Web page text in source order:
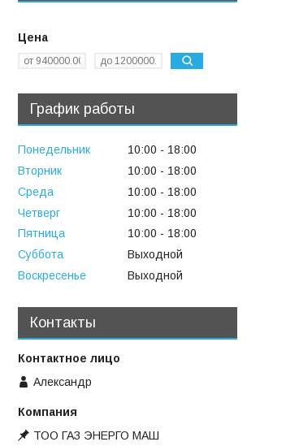
Цена
График работы
Понедельник 10:00
18:00
Вторник
10:00
18:00
Среда
10:00
18:00
Четверг
10:00
18:00
Пятница
10:00
18:00
Суббота
Выходной
Воскресенье
Выходной
Контакты
Александр
ТОО ГАЗ ЭНЕРГО МАШ